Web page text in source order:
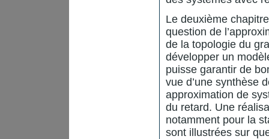
Le deuxième
question de
de la topologie du
développer un
puisse garantir de
vue d’une synthèse
approximation de
du retard. Une
notamment pour la
sont illustrées sur